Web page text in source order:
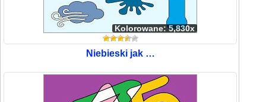
Kolorowane: 5,830x
Niebieski jak …